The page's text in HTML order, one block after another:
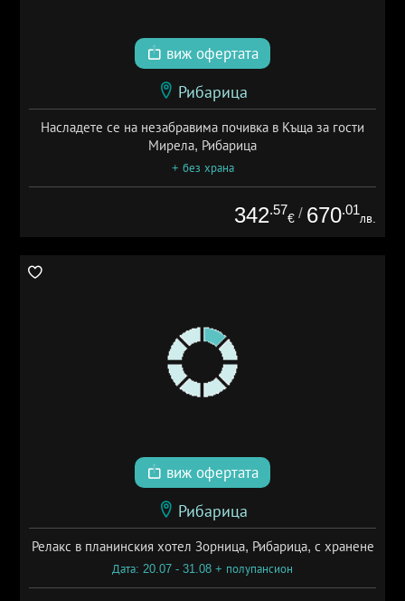
виж офертата
Рибарица
Насладете се на незабравима почивка в Къща за гости
Мирела, Рибарица
+ без храна
342.57
€ / 670.01
лв.
виж офертата
Рибарица
Релакс в планинския хотел Зорница, Рибарица, с хранене
Дата: 20.07 - 31.08 + полупансион